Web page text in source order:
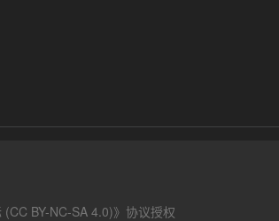
BY-NC-SA 4.0)》协议授权